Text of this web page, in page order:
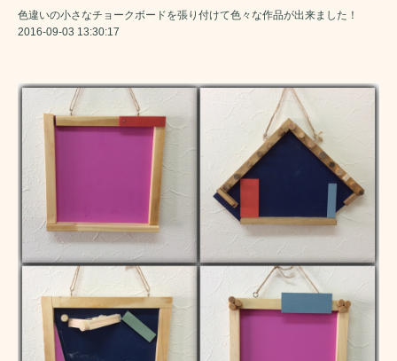
色違いの小さなチョークボードを張り付けて色々な作品が出来ました！
2016-09-03 13:30:17